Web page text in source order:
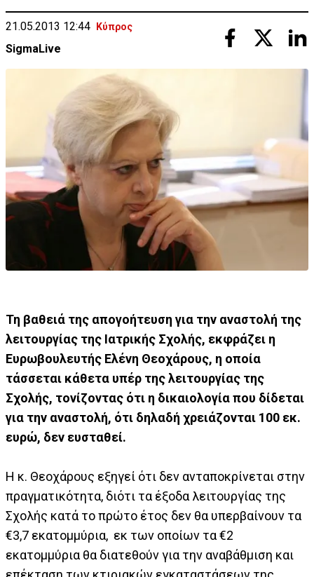
21.05.2013 12:44 Κύπρος
SigmaLive
Τη βαθειά της απογοήτευση για την αναστολή της
λειτουργίας της Ιατρικής Σχολής, εκφράζει η
Ευρωβουλευτής Ελένη Θεοχάρους, η οποία
τάσσεται κάθετα υπέρ της λειτουργίας της
Σχολής, τονίζοντας ότι η δικαιολογία που δίδεται
για την αναστολή, ότι δηλαδή χρειάζονται 100 εκ.
ευρώ, δεν ευσταθεί.
Η κ. Θεοχάρους εξηγεί ότι δεν ανταποκρίνεται στην
πραγματικότητα, διότι τα έξοδα λειτουργίας της
Σχολής κατά το πρώτο έτος δεν θα υπερβαίνουν τα
€3,7 εκατομμύρια, εκ των οποίων τα €2
εκατομμύρια θα διατεθούν για την αναβάθμιση και